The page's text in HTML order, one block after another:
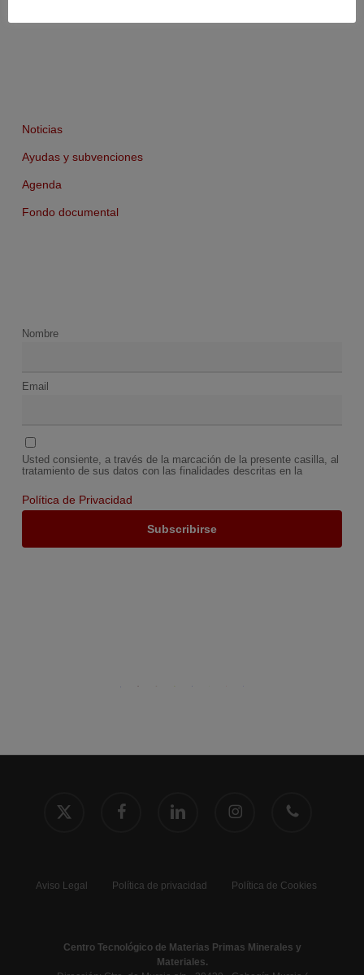
Noticias
Ayudas y subvenciones
Agenda
Fondo documental
Nombre
Email
Usted consiente, a través de la marcación de la presente casilla, al
tratamiento de sus datos con las finalidades descritas en la
Política de Privacidad
twitter
Aviso Legal Política de privacidad Política de Cookies
Centro Tecnológico de Materias Primas Minerales y
Materiales.